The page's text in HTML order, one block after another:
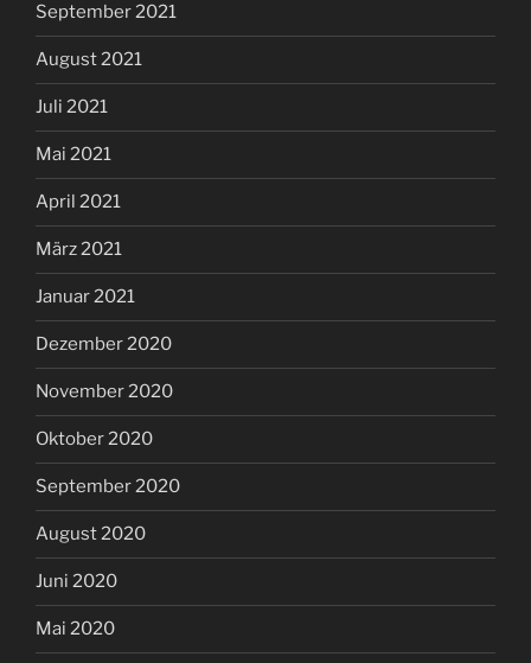
September 2021
August 2021
Juli 2021
Mai 2021
April 2021
März 2021
Januar 2021
Dezember 2020
November 2020
Oktober 2020
September 2020
August 2020
Juni 2020
Mai 2020